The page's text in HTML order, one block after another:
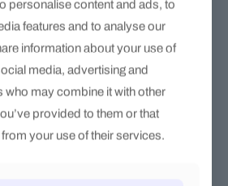
personalise content and ads, to
features and to analyse our
information about your use of
media, advertising and
who may combine it with other
provided to them or that
your use of their services.